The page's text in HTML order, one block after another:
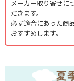
メーカー取り寄せに
だきます。
必ず適合にあった商
おすすめします。